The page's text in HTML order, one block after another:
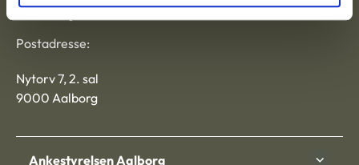
Ankestyrelsen
Postadresse:
Nytorv 7, 2. sal
9000 Aalborg
Ankestyrelsen Aalborg